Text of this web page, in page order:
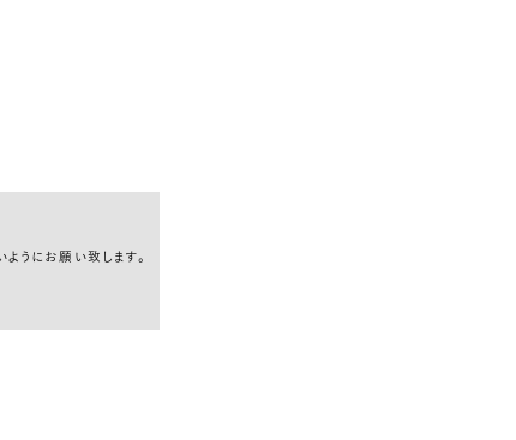
うにお願い致します。